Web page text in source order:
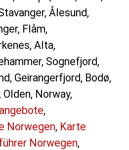
Ålesund,
Flåm,
Alta,
Sognefjord,
Geirangerfjord, Bodø,
Norway,
,
Norwegen, Karte
Norwegen,